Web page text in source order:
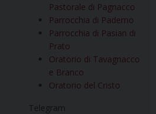
Pastorale di Pagnacco
Parrocchia di Paderno
Parrocchia di Pasian di
Prato
Oratorio di Tavagnacco
e Branco
Oratorio del Cristo
Telegram